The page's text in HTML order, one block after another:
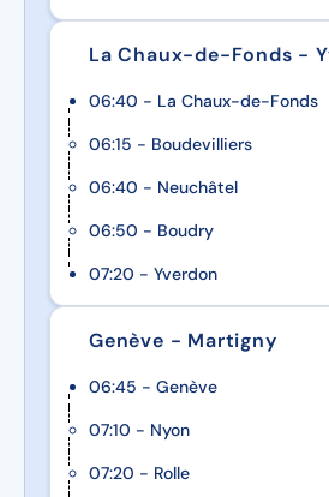
La Chaux-de-Fonds -
06:40 - La Chaux-de-Fonds
06:15 - Boudevilliers
06:40 - Neuchâtel
06:50 - Boudry
07:20 - Yverdon
Genève - Martigny
06:45 - Genève
07:10 - Nyon
07:20 - Rolle